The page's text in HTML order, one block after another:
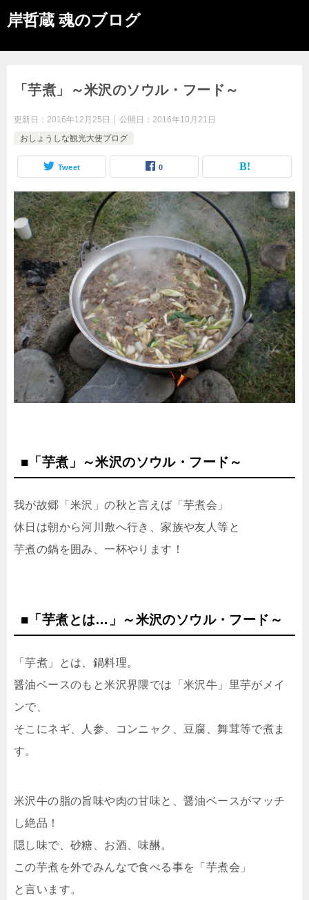
岸哲蔵 魂のブログ
「芋煮」～米沢のソウル・フード～
更新日： 2016年12月25日 公開日： 2016年10月21日
おしょうしな観光大使ブログ
Tweet 0
■「芋煮」～米沢のソウル・フード～
我が故郷「米沢」の秋と言えば「芋煮会」
休日は朝から河川敷へ行き、家族や友人等と
芋煮の鍋を囲み、一杯やります！
■「芋煮とは…」～米沢のソウル・フード～
「芋煮」とは、鍋料理。
醤油ベースのもと米沢界隈では「米沢牛」里芋がメイ
ンで、
そこにネギ、人参、コンニャク、豆腐、舞茸等で煮ま
す。
米沢牛の脂の旨味や肉の甘味と、醤油ベースがマッチ
し絶品！
隠し味で、砂糖、お酒、味醂。
この芋煮を外でみんなで食べる事を「芋煮会」
と言います。